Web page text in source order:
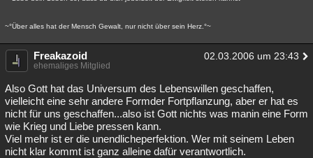
~°Über alles hat der Mensch Gewalt, nur nicht über sein Herz.°~
Freakazoid 02.03.2006 um 23:43
ehemaliges Mitglied
Also Gott hat das Universum des Lebenswillen geschaffen,
vielleicht eine sehr andere Formder Fortpflanzung, aber er hat es
nicht für uns geschaffen...also ist Gott nichts was manin eine Form
wie Krieg und Liebe pressen kann.
Viel mehr ist er die unendlicheperfektion. Wer mit seinem Leben
nicht klar kommt ist ganz alleine dafür verantwortlich.